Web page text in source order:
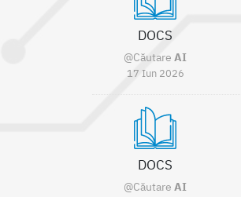
DOCS
@Căutare AI
17 Iun 2026
DOCS
@Căutare AI